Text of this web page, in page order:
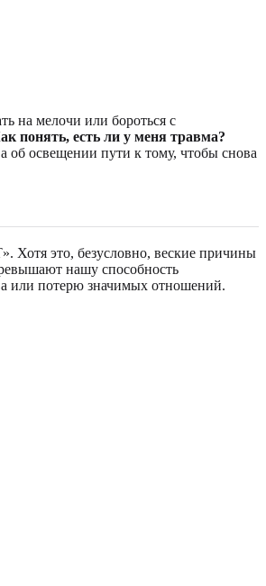
на мелочи или бороться с
понять, есть ли у меня травма?
освещении пути к тому, чтобы снова
Хотя это, безусловно, веские причины
нашу способность
или потерю значимых отношений.